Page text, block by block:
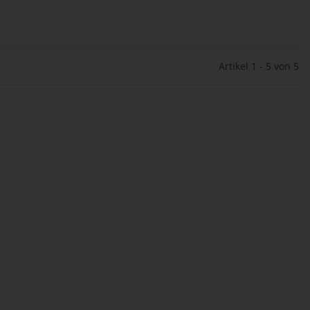
Artikel 1 - 5 von 5